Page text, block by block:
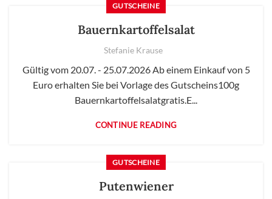
GUTSCHEINE
Bauernkartoffelsalat
Stefanie Krause
Gültig vom 20.07. - 25.07.2026 Ab einem Einkauf von 5
Euro erhalten Sie bei Vorlage des Gutscheins100g
Bauernkartoffelsalatgratis.E...
CONTINUE READING
GUTSCHEINE
Putenwiener